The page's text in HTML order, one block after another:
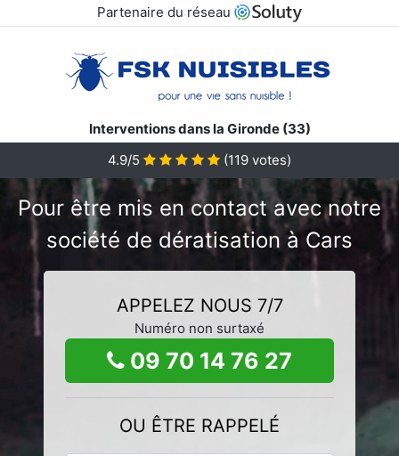
Partenaire du réseau
Interventions dans la Gironde (33)
4.9/5
(119 votes)
Pour être mis en contact avec notre
société de dératisation à Cars
APPELEZ NOUS 7/7
Numéro non surtaxé
09 70 14 76 27
OU ÊTRE RAPPELÉ